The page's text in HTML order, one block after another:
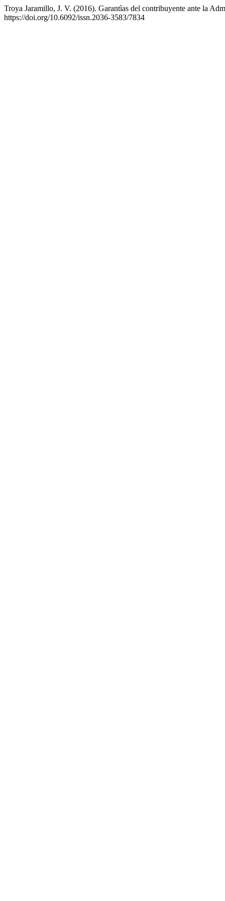
Troya Jaramillo, J. V. (2016). Garantìas del contribuyente ante la
https://doi.org/10.6092/issn.2036-3583/7834